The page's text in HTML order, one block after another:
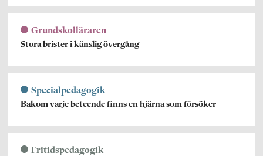
Grundskolläraren
Stora brister i känslig övergång
Specialpedagogik
Bakom varje beteende finns en hjärna som försöker
Fritidspedagogik